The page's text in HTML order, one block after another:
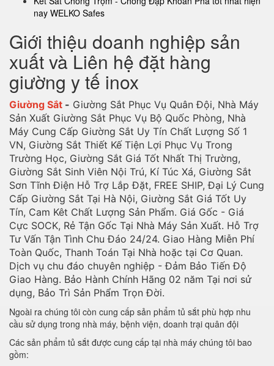
nay WELKO Safes
Giới thiệu doanh nghiệp sản
xuất và Liên hệ đặt hàng
giường y tế inox
Giường Sắt - Giường Sắt Phục Vụ Quân Đội, Nhà Máy
Sản Xuất Giường Sắt Phục Vụ Bộ Quốc Phòng, Nhà
Máy Cung Cấp Giường Sắt Uy Tín Chất Lượng Số 1
VN, Giường Sắt Thiết Kế Tiện Lợi Phục Vụ Trong
Trường Học, Giường Sắt Giá Tốt Nhất Thị Trường,
Giường Sắt Sinh Viên Nội Trú, Kí Túc Xá, Giường Sắt
Sơn Tĩnh Điện Hỗ Trợ Lắp Đặt, FREE SHIP, Đại Lý Cung
Cấp Giường Sắt Tại Hà Nội, Giường Sắt Giá Tốt Uy
Tín, Cam Kêt Chất Lượng Sản Phẩm. Giá Gốc - Giá
Cực SOCK, Rẻ Tận Gốc Tại Nhà Máy Sản Xuất. Hỗ Trợ
Tư Vấn Tận Tình Chu Đáo 24/24. Giao Hàng Miễn Phí
Toàn Quốc, Thanh Toán Tại Nhà hoặc tại Cơ Quan.
Dịch vụ chu đáo chuyên nghiệp - Đảm Bảo Tiến Độ
Giao Hàng. Bảo Hành Chính Hãng 02 năm Tại nơi sử
dụng, Bảo Trì Sản Phẩm Trọn Đời.
Ngoài ra chúng tôi còn cung cấp sản phẩm tủ sắt phù hợp nhu
cầu sử dụng trong nhà máy, bệnh viện, doanh trại quân đội
Các sản phẩm tủ sắt được cung cấp tại nhà máy chúng tôi bao
gồm: